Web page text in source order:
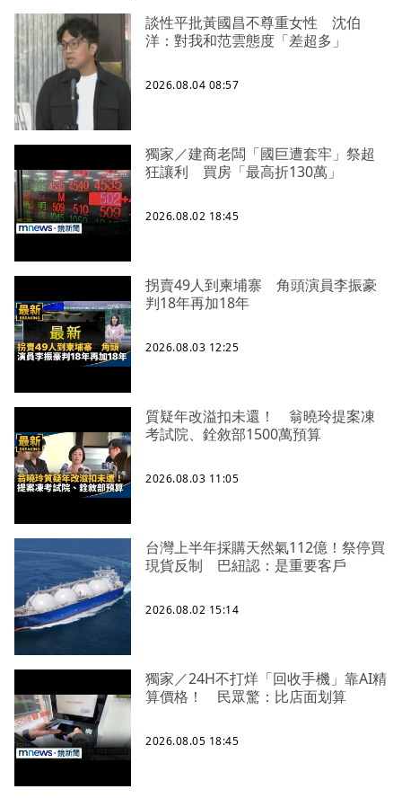
談性平批黃國昌不尊重女性 沈伯
洋：對我和范雲態度「差超多」
2026.08.04 08:57
獨家／建商老闆「國巨遭套牢」祭超
狂讓利 買房「最高折130萬」
2026.08.02 18:45
拐賣49人到柬埔寨 角頭演員李振豪
判18年再加18年
2026.08.03 12:25
質疑年改溢扣未還！ 翁曉玲提案凍
考試院、銓敘部1500萬預算
2026.08.03 11:05
台灣上半年採購天然氣112億！祭停買
現貨反制 巴紐認：是重要客戶
2026.08.02 15:14
獨家／24H不打烊「回收手機」靠AI精
算價格！ 民眾驚：比店面划算
2026.08.05 18:45